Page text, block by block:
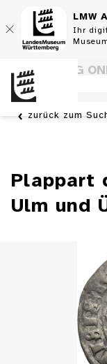
LMW
Ihr
SAMMLUNG
WÜRTTEMBERG
zurück zum
Plappart
Ulm und